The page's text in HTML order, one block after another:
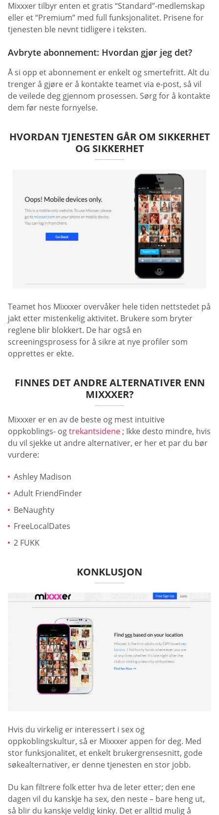
Mixxxer tilbyr enten et gratis “Standard”-medlemskap
eller et “Premium” med full funksjonalitet. Prisene for
tjenesten ble nevnt tidligere i teksten.
Avbryte abonnement: Hvordan gjør jeg det?
Å si opp et abonnement er enkelt og smertefritt. Alt du
trenger å gjøre er å kontakte teamet via e-post, så vil
de veilede deg gjennom prosessen. Sørg for å kontakte
dem før neste fornyelse.
HVORDAN TJENESTEN GÅR OM SIKKERHET
OG SIKKERHET
Teamet hos Mixxxer overvåker hele tiden nettstedet på
jakt etter mistenkelig aktivitet. Brukere som bryter
reglene blir blokkert. De har også en
screeningsprosess for å sikre at nye profiler som
opprettes er ekte.
FINNES DET ANDRE ALTERNATIVER ENN
MIXXXER?
Mixxxer er en av de beste og mest intuitive
oppkoblings- ogtrekantsidene ; Ikke desto mindre, hvis
du vil sjekke ut andre alternativer, er her et par du bør
vurdere:
Ashley Madison
Adult FriendFinder
BeNaughty
FreeLocalDates
2 FUKK
KONKLUSJON
Hvis du virkelig er interessert i sex og
oppkoblingskultur, så er Mixxxer appen for deg. Med
stor funksjonalitet, et enkelt brukergrensesnitt, gode
søkealternativer, er denne tjenesten en stor jobb.
Du kan filtrere folk etter hva de leter etter; den ene
dagen vil du kanskje ha sex, den neste – bare heng ut,
så blir du kanskje veldig kinky. Det er alltid mulig å